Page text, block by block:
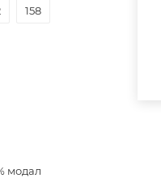
158
модал